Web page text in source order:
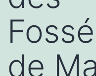
de